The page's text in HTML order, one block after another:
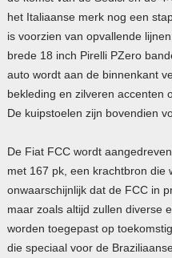
het Italiaanse merk nog een
is voorzien van opvallende
brede 18 inch Pirelli PZero
auto wordt aan de binnenkant
bekleding en zilveren accenten
De kuipstoelen zijn bovendien
De Fiat FCC wordt
met 167 pk, een krachtbron die
onwaarschijnlijk dat de FCC in
maar zoals altijd zullen diverse
worden toegepast op
die speciaal voor de